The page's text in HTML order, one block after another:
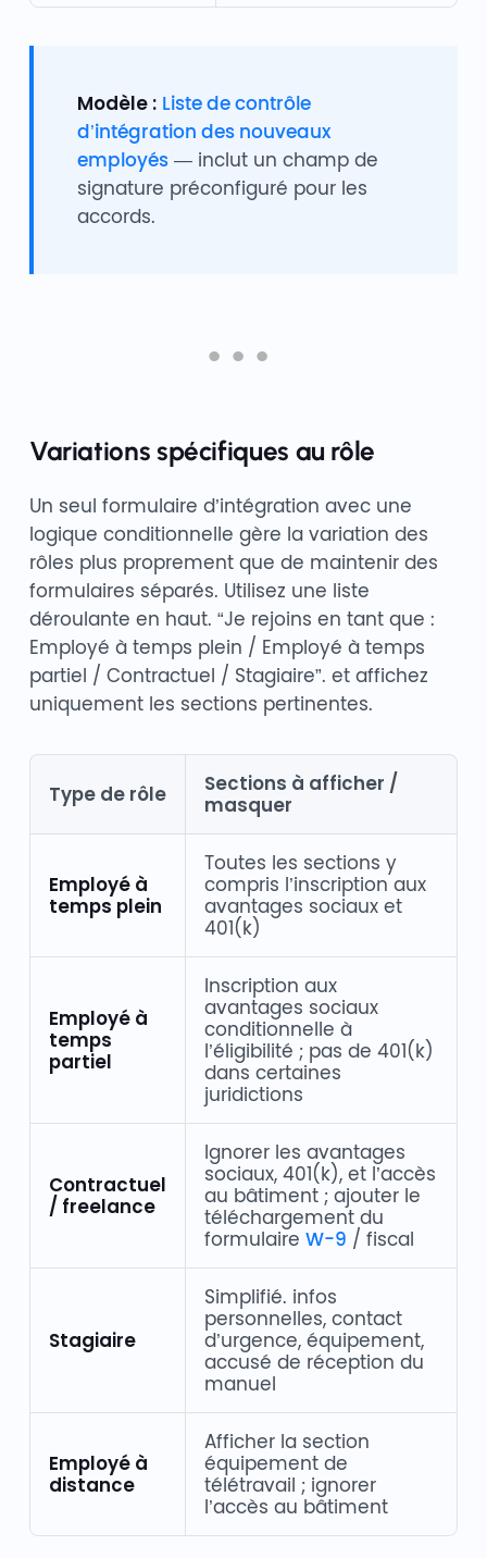
Modèle : Liste de contrôle
d’intégration des nouveaux
employés— inclut un champ de
signature préconfiguré pour les
accords.
Variations spécifiques au rôle
Un seul formulaire d’intégration avec une
logique conditionnelle gère la variation des
rôles plus proprement que de maintenir des
formulaires séparés. Utilisez une liste
déroulante en haut. “Je rejoins en tant que :
Employé à temps plein / Employé à temps
partiel / Contractuel / Stagiaire”. et affichez
uniquement les sections pertinentes.
Type de rôle
Sections à afficher /
masquer
Employé à
temps plein
Toutes les sections y
compris l’inscription aux
avantages sociaux et
401(k)
Employé à
temps
partiel
Inscription aux
avantages sociaux
conditionnelle à
l’éligibilité ; pas de 401(k)
dans certaines
juridictions
Contractuel
/ freelance
Ignorer les avantages
sociaux, 401(k), et l’accès
au bâtiment ; ajouter le
téléchargement du
formulaire W-9 / fiscal
Stagiaire
Simplifié. infos
personnelles, contact
d’urgence, équipement,
accusé de réception du
manuel
Employé à
distance
Afficher la section
équipement de
télétravail ; ignorer
l’accès au bâtiment